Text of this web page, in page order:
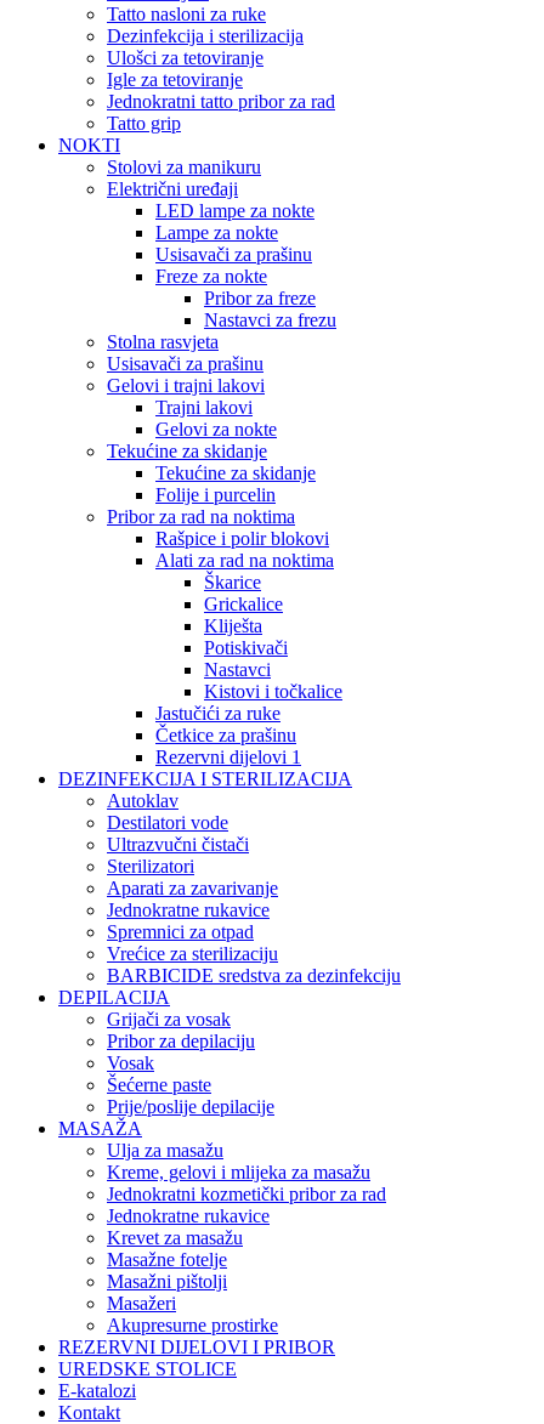
Tatto nasloni za ruke
Dezinfekcija i sterilizacija
Ulošci za tetoviranje
Igle za tetoviranje
Jednokratni tatto pribor za rad
Tatto grip
NOKTI
Stolovi za manikuru
Električni uređaji
LED lampe za nokte
Lampe za nokte
Usisavači za prašinu
Freze za nokte
Pribor za freze
Nastavci za frezu
Stolna rasvjeta
Usisavači za prašinu
Gelovi i trajni lakovi
Trajni lakovi
Gelovi za nokte
Tekućine za skidanje
Tekućine za skidanje
Folije i purcelin
Pribor za rad na noktima
Rašpice i polir blokovi
Alati za rad na noktima
Škarice
Grickalice
Kliješta
Potiskivači
Nastavci
Kistovi i točkalice
Jastučići za ruke
Četkice za prašinu
Rezervni dijelovi 1
DEZINFEKCIJA I STERILIZACIJA
Autoklav
Destilatori vode
Ultrazvučni čistači
Sterilizatori
Aparati za zavarivanje
Jednokratne rukavice
Spremnici za otpad
Vrećice za sterilizaciju
BARBICIDE sredstva za dezinfekciju
DEPILACIJA
Grijači za vosak
Pribor za depilaciju
Vosak
Šećerne paste
Prije/poslije depilacije
MASAŽA
Ulja za masažu
Kreme, gelovi i mlijeka za masažu
Jednokratni kozmetički pribor za rad
Jednokratne rukavice
Krevet za masažu
Masažne fotelje
Masažni pištolji
Masažeri
Akupresurne prostirke
REZERVNI DIJELOVI I PRIBOR
UREDSKE STOLICE
E-katalozi
Kontakt